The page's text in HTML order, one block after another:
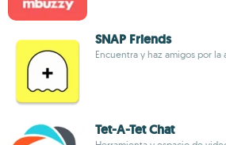
SNAP Friends
Encuentra y haz amigos por
Tet-A-Tet Chat